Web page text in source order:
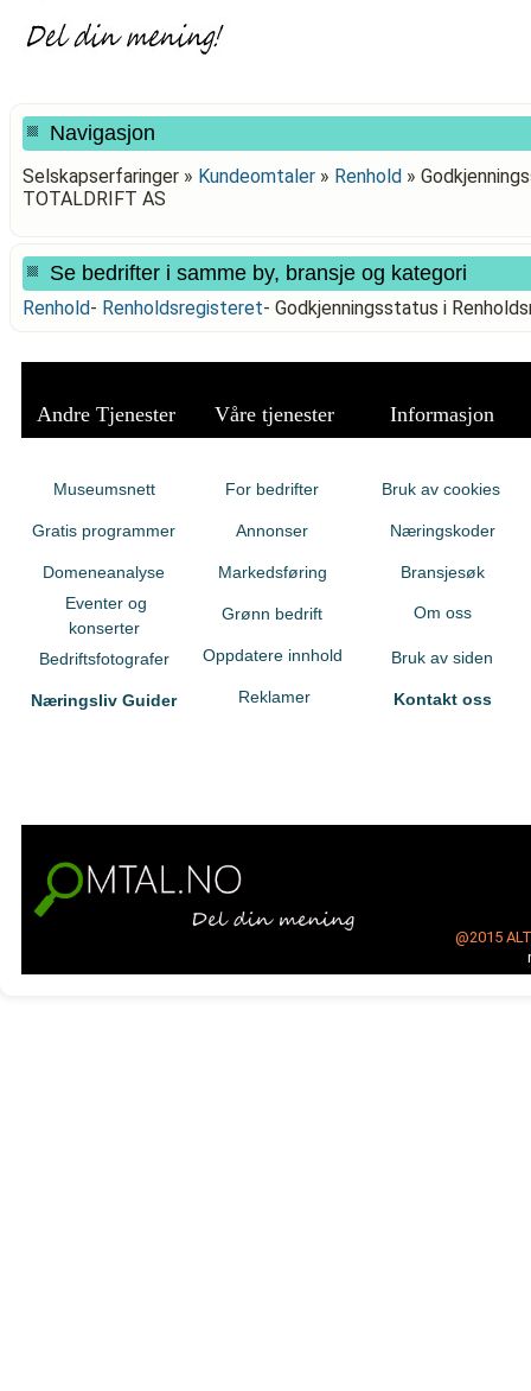
Navigasjon
Selskapserfaringer » Kundeomtaler » Renhold »
TOTALDRIFT AS
Se bedrifter i samme by, bransje og kategori
Renhold- Renholdsregisteret- Godkjenningsstatus i
Andre Tjenester Våre tjenester Informasjon
Museumsnett
Gratis programmer
Domeneanalyse
Eventer og
konserter
Bedriftsfotografer
Næringsliv Guider
For bedrifter
Annonser
Markedsføring
Grønn bedrift
Oppdatere innhold
Reklamer
Bruk av cookies
Næringskoder
Bransjesøk
Om oss
Bruk av siden
Kontakt oss
@2015